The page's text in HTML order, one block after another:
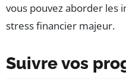
vous pouvez aborder les
stress financier majeur.
Suivre vos